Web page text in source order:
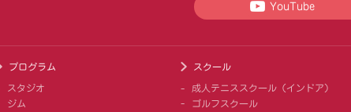
YouTube
プログラム
スタジオ
ジム
スクール
成人テニススクール（インドア）
ゴルフスクール